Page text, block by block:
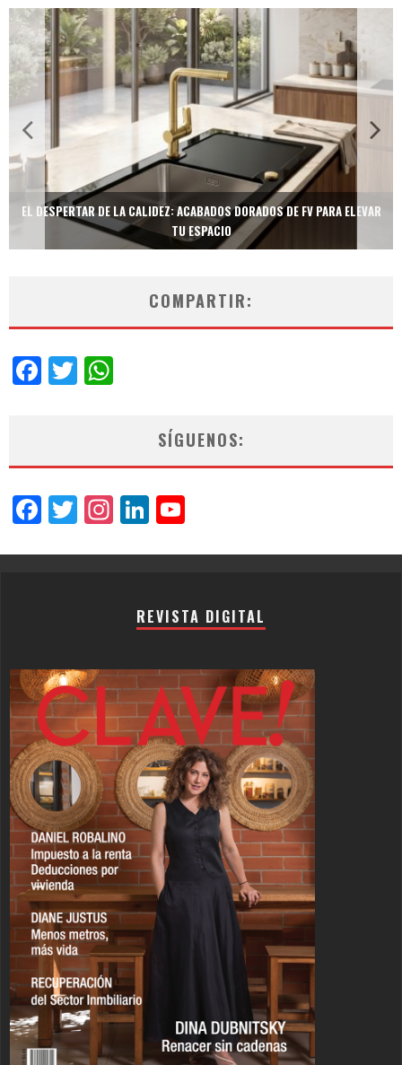
EL DESPERTAR DE LA CALIDEZ: ACABADOS DORADOS DE FV PARA ELEVAR
TU ESPACIO
COMPARTIR:
Facebook
Twitter
SÍGUENOS:
Facebook
Twitter
Instagram
LinkedIn
REVISTA DIGITAL